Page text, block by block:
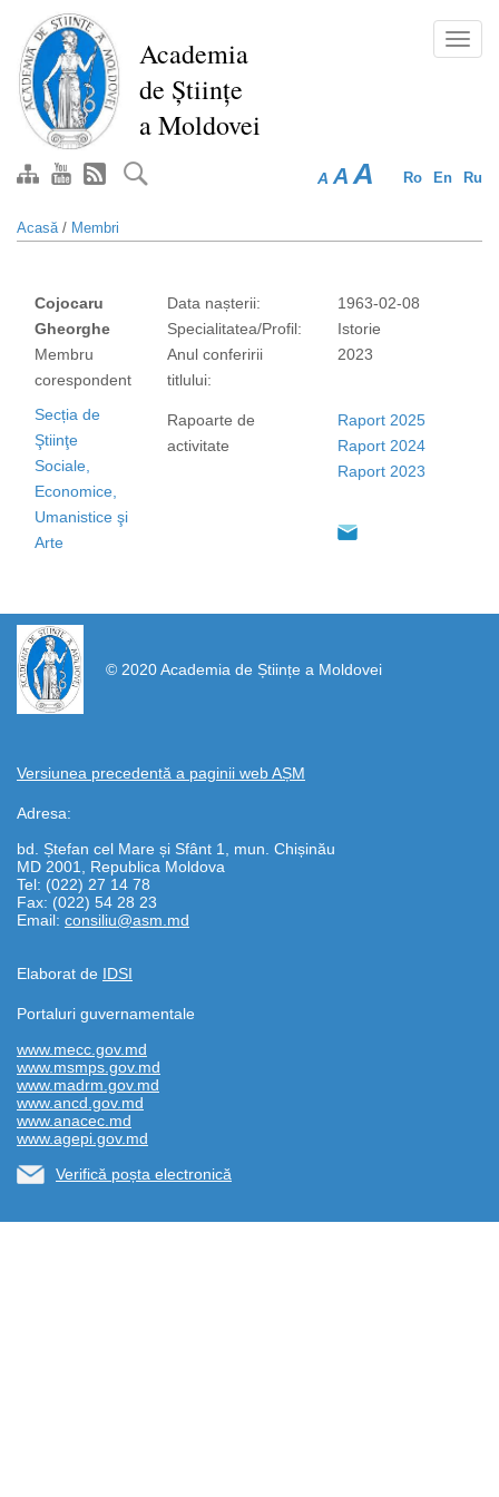
conţinutul
principal
Academia
de Științe
a Moldovei
Ro En Ru
A A A
Acasă/ Membri
Cojocaru
Gheorghe
Membru
corespondent
Data nașterii:
Specialitatea/Profil:
Anul conferirii
titlului:
1963-02-08
Istorie
2023
Secția de
Ştiinţe
Sociale,
Economice,
Umanistice şi
Arte
Rapoarte de
activitate
Raport 2025
Raport 2024
Raport 2023
© 2020 Academia de Științe a Moldovei
Versiunea precedentă a paginii web AȘM
Adresa:
bd. Ștefan cel Mare și Sfânt 1, mun. Chișinău
MD 2001, Republica Moldova
Tel: (022) 27 14 78
Fax: (022) 54 28 23
Email: consiliu@asm.md
Elaborat de IDSI
https://propletenie.ru/
Portaluri guvernamentale
www.mecc.gov.md
www.msmps.gov.md
www.madrm.gov.md
www.ancd.gov.md
www.anacec.md
www.agepi.gov.md
Verifică poșta electronică